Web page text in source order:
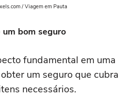
/ Viagem em Pauta
bom seguro
fundamental em uma
um seguro que cubra
necessários.